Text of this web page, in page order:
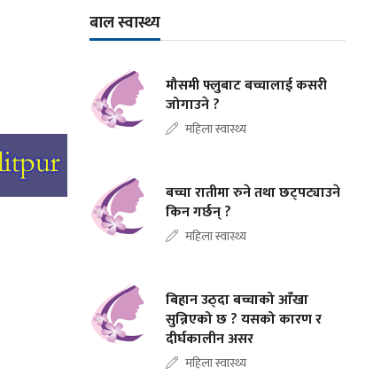
बाल स्वास्थ्य
मौसमी फ्लुबाट बच्चालाई कसरी
जोगाउने ?
महिला स्वास्थ्य
बच्चा रातीमा रुने तथा छट्पट्याउने
किन गर्छन् ?
महिला स्वास्थ्य
बिहान उठ्दा बच्चाको आँखा
सुन्निएको छ ? यसको कारण र
दीर्घकालीन असर
महिला स्वास्थ्य